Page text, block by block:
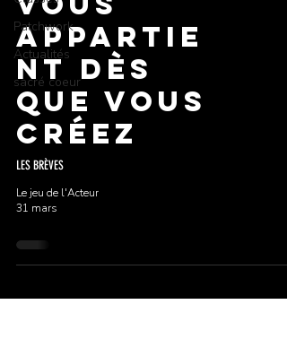
Patchwork
Actualités
sacré coeur
appartie
nt dès
que vous
créez
LES BRÈVES
Le jeu de l'Acteur
31 mars